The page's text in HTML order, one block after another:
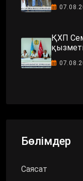
ҚХП
Бөлімдер
Саясат